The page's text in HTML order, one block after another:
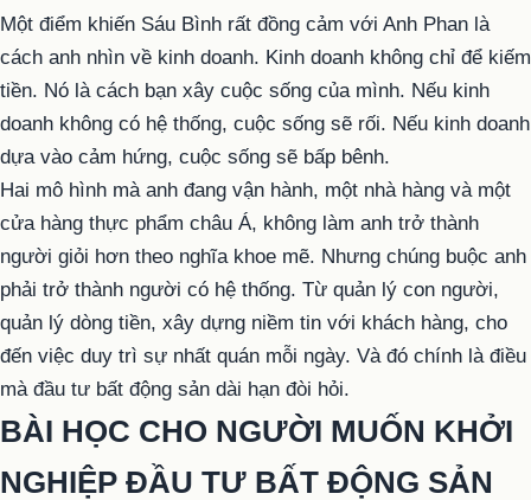
Một điểm khiến Sáu Bình rất đồng cảm với Anh Phan là
cách anh nhìn về kinh doanh. Kinh doanh không chỉ để kiếm
tiền. Nó là cách bạn xây cuộc sống của mình. Nếu kinh
doanh không có hệ thống, cuộc sống sẽ rối. Nếu kinh doanh
dựa vào cảm hứng, cuộc sống sẽ bấp bênh.
Hai mô hình mà anh đang vận hành, một nhà hàng và một
cửa hàng thực phẩm châu Á, không làm anh trở thành
người giỏi hơn theo nghĩa khoe mẽ. Nhưng chúng buộc anh
phải trở thành người có hệ thống. Từ quản lý con người,
quản lý dòng tiền, xây dựng niềm tin với khách hàng, cho
đến việc duy trì sự nhất quán mỗi ngày. Và đó chính là điều
mà đầu tư bất động sản dài hạn đòi hỏi.
BÀI HỌC CHO NGƯỜI MUỐN KHỞI
NGHIỆP ĐẦU TƯ BẤT ĐỘNG SẢN